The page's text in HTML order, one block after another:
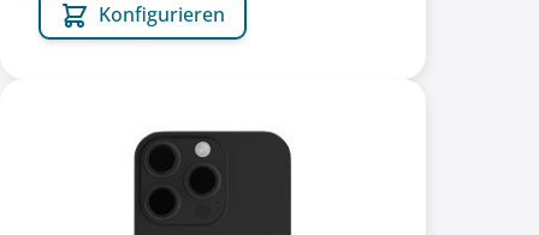
Konfigurieren